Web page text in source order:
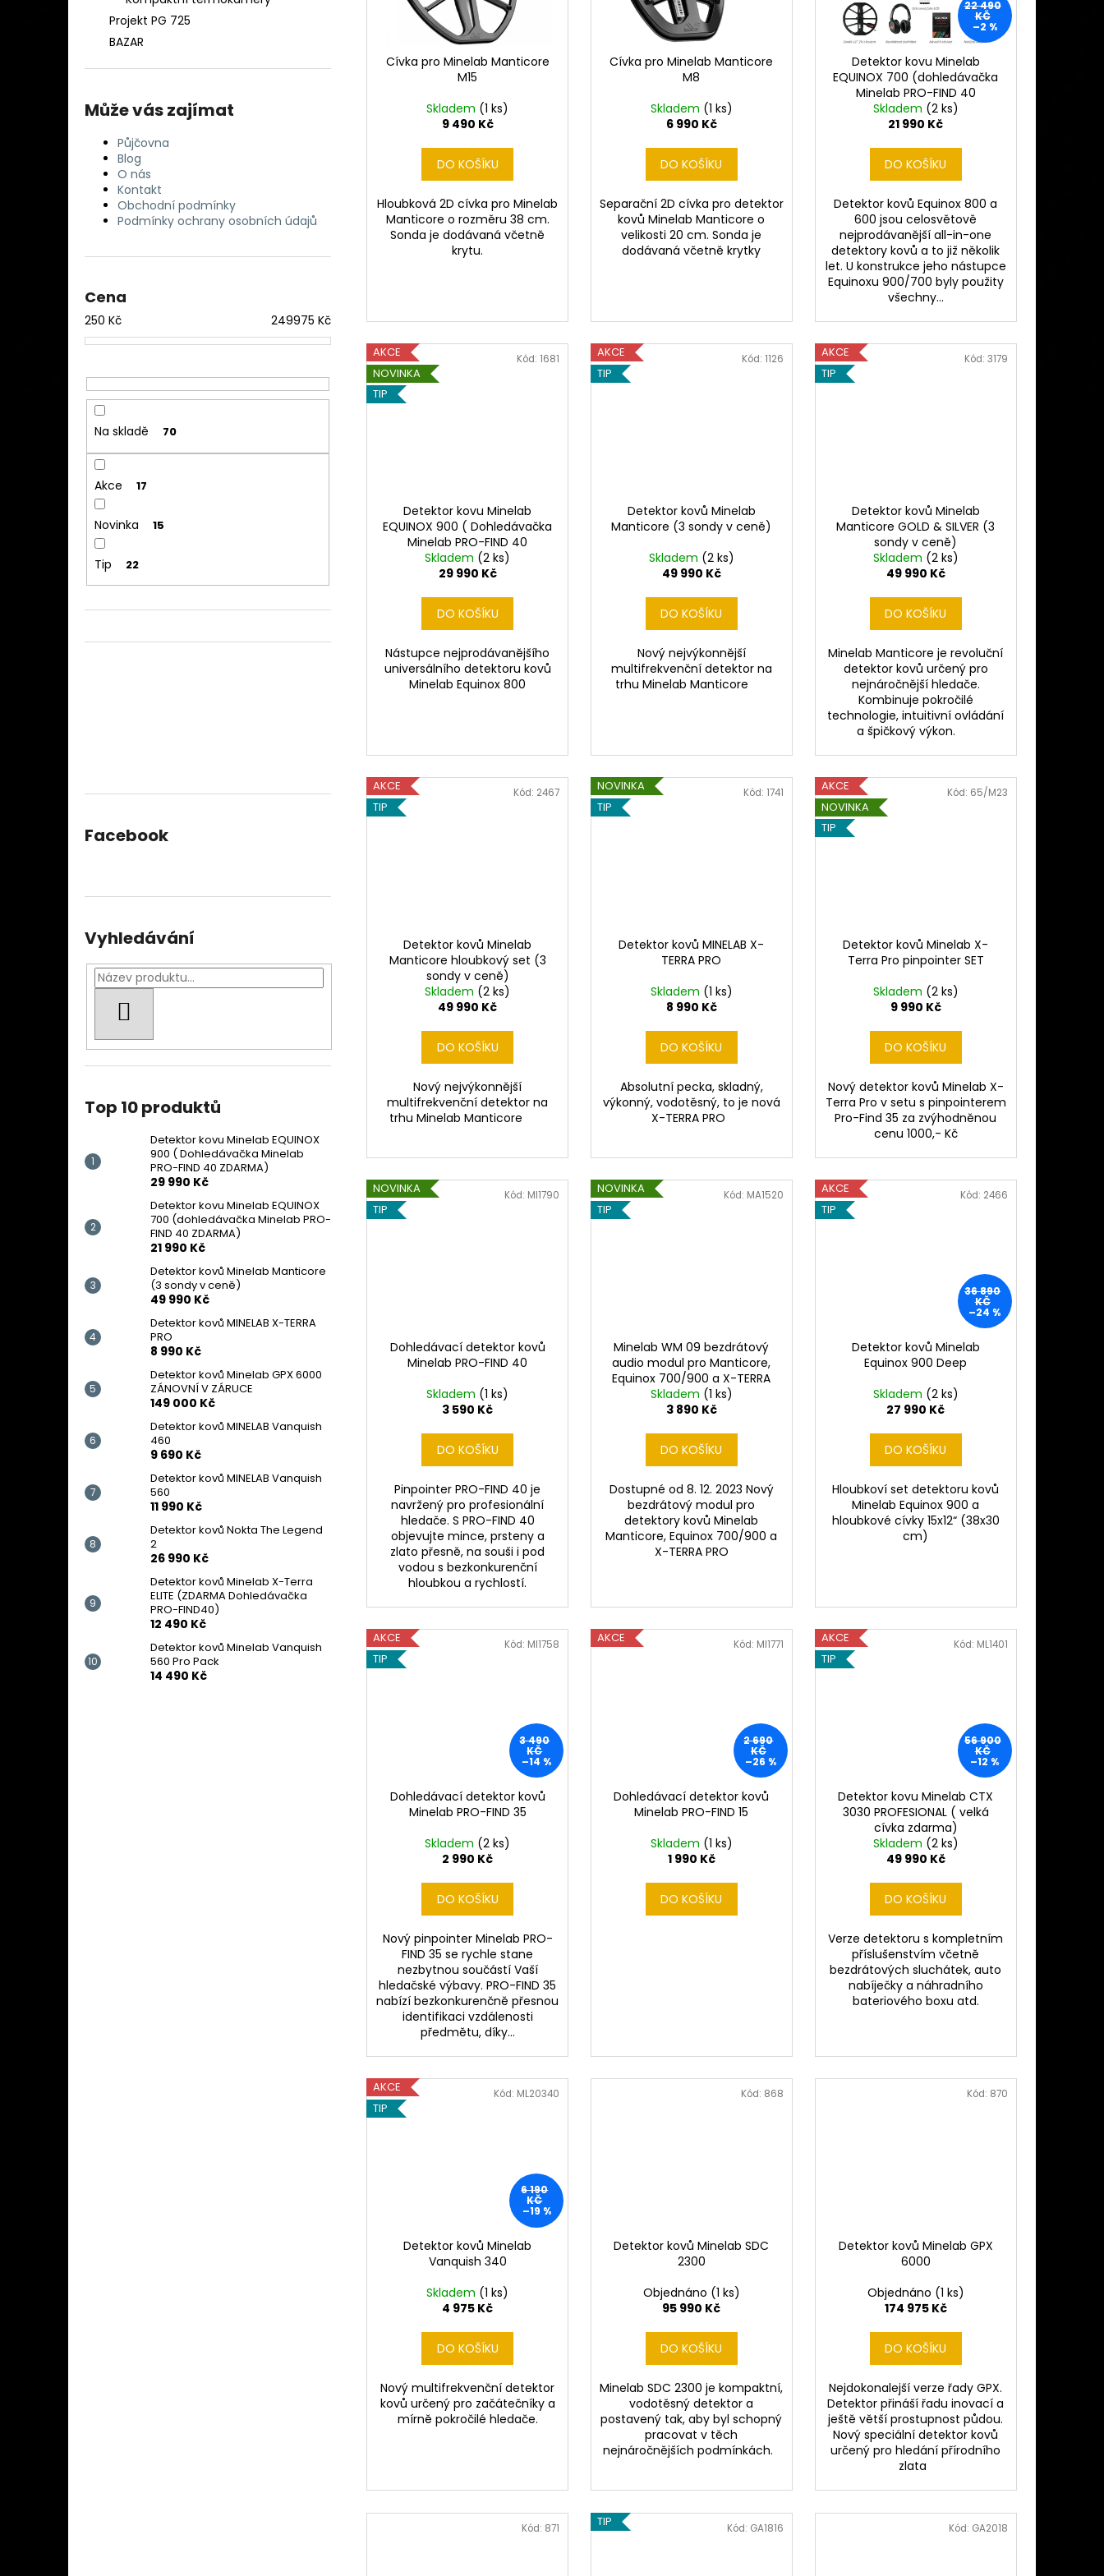
Projekt PG 725
BAZAR
Může vás zajímat
Půjčovna
Blog
O nás
Kontakt
Obchodní podmínky
Podmínky ochrany osobních údajů
Cena
250 Kč 249975 Kč
Na skladě 70
Akce 17
Novinka 15
Tip 22
Facebook
Vyhledávání
Top 10 produktů
Detektor kovu Minelab EQUINOX
900 ( Dohledávačka Minelab
PRO-FIND 40 ZDARMA)
29 990 Kč
Detektor kovu Minelab EQUINOX
700 (dohledávačka Minelab PRO-
FIND 40 ZDARMA)
21 990 Kč
Detektor kovů Minelab Manticore
(3 sondy v ceně)
49 990 Kč
Detektor kovů MINELAB X-TERRA
PRO
8 990 Kč
Detektor kovů Minelab GPX 6000
ZÁNOVNÍ V ZÁRUCE
149 000 Kč
Detektor kovů MINELAB Vanquish
460
9 690 Kč
Detektor kovů MINELAB Vanquish
560
11 990 Kč
Detektor kovů Nokta The Legend
2
26 990 Kč
Detektor kovů Minelab X-Terra
ELITE (ZDARMA Dohledávačka
PRO-FIND40)
12 490 Kč
Detektor kovů Minelab Vanquish
560 Pro Pack
14 490 Kč
Cívka pro Minelab Manticore
M15
Skladem (1 ks)
9 490 Kč
DO KOŠÍKU
Hloubková 2D cívka pro Minelab
Manticore o rozměru 38 cm.
Sonda je dodávaná včetně
krytu.
Cívka pro Minelab Manticore
M8
Skladem (1 ks)
6 990 Kč
DO KOŠÍKU
Separační 2D cívka pro detektor
kovů Minelab Manticore o
velikosti 20 cm. Sonda je
dodávaná včetně krytky
22 490
KČ
–2 %
Detektor kovu Minelab
EQUINOX 700 (dohledávačka
Minelab PRO-FIND 40
ZDARMA)
Skladem (2 ks)
21 990 Kč
DO KOŠÍKU
Detektor kovů Equinox 800 a
600 jsou celosvětově
nejprodávanější all-in-one
detektory kovů a to již několik
let. U konstrukce jeho nástupce
Equinoxu 900/700 byly použity
všechny...
AKCE
NOVINKA
TIP
Detektor kovu Minelab
EQUINOX 900 ( Dohledávačka
Minelab PRO-FIND 40
ZDARMA)
Skladem (2 ks)
29 990 Kč
DO KOŠÍKU
Nástupce nejprodávanějšího
universálního detektoru kovů
Minelab Equinox 800
Kód:1681
AKCE
TIP
Detektor kovů Minelab
Manticore (3 sondy v ceně)
Skladem (2 ks)
49 990 Kč
DO KOŠÍKU
Nový nejvýkonnější
multifrekvenční detektor na
trhu Minelab Manticore
Kód: 1126
AKCE
TIP
Detektor kovů Minelab
Manticore GOLD & SILVER (3
sondy v ceně)
Skladem (2 ks)
49 990 Kč
DO KOŠÍKU
Minelab Manticore je revoluční
detektor kovů určený pro
nejnáročnější hledače.
Kombinuje pokročilé
technologie, intuitivní ovládání
a špičkový výkon.
Kód: 3179
AKCE
TIP
Detektor kovů Minelab
Manticore hloubkový set (3
sondy v ceně)
Skladem (2 ks)
49 990 Kč
DO KOŠÍKU
Nový nejvýkonnější
multifrekvenční detektor na
trhu Minelab Manticore
Kód: 2467
NOVINKA
TIP
Detektor kovů MINELAB X-
TERRA PRO
Skladem (1 ks)
8 990 Kč
DO KOŠÍKU
Absolutní pecka, skladný,
výkonný, vodotěsný, to je nová
X-TERRA PRO
Kód: 1741
AKCE
NOVINKA
TIP
Detektor kovů Minelab X-
Terra Pro pinpointer SET
Skladem (2 ks)
9 990 Kč
DO KOŠÍKU
Nový detektor kovů Minelab X-
Terra Pro v setu s pinpointerem
Pro-Find 35 za zvýhodněnou
cenu 1000,- Kč
Kód: 65/M23
NOVINKA
TIP
Dohledávací detektor kovů
Minelab PRO-FIND 40
Skladem (1 ks)
3 590 Kč
DO KOŠÍKU
Pinpointer PRO-FIND 40 je
navržený pro profesionální
hledače. S PRO-FIND 40
objevujte mince, prsteny a
zlato přesně, na souši i pod
vodou s bezkonkurenční
hloubkou a rychlostí.
Kód: MI1790
NOVINKA
TIP
Minelab WM 09 bezdrátový
audio modul pro Manticore,
Equinox 700/900 a X-TERRA
PRO
Skladem (1 ks)
3 890 Kč
DO KOŠÍKU
Dostupné od 8. 12. 2023 Nový
bezdrátový modul pro
detektory kovů Minelab
Manticore, Equinox 700/900 a
X-TERRA PRO
Kód: MA1520
AKCE
TIP
36 890
KČ
–24 %
Detektor kovů Minelab
Equinox 900 Deep
Skladem (2 ks)
27 990 Kč
DO KOŠÍKU
Hloubkoví set detektoru kovů
Minelab Equinox 900 a
hloubkové cívky 15x12“ (38x30
cm)
Kód: 2466
AKCE
TIP
3 490
KČ
–14 %
Dohledávací detektor kovů
Minelab PRO-FIND 35
Skladem (2 ks)
2 990 Kč
DO KOŠÍKU
Nový pinpointer Minelab PRO-
FIND 35 se rychle stane
nezbytnou součástí Vaší
hledačské výbavy. PRO-FIND 35
nabízí bezkonkurenčně přesnou
identifikaci vzdálenosti
předmětu, díky...
Kód: MI1758 AKCE
2 690
KČ
–26 %
Dohledávací detektor kovů
Minelab PRO-FIND 15
Skladem (1 ks)
1 990 Kč
DO KOŠÍKU
Kód: MI1771
AKCE
TIP
56 900
KČ
–12 %
Detektor kovu Minelab CTX
3030 PROFESIONAL ( velká
cívka zdarma)
Skladem (2 ks)
49 990 Kč
DO KOŠÍKU
Verze detektoru s kompletním
příslušenstvím včetně
bezdrátových sluchátek, auto
nabíječky a náhradního
bateriového boxu atd.
Kód: ML1401
AKCE
TIP
6 190
KČ
–19 %
Detektor kovů Minelab
Vanquish 340
Skladem (1 ks)
4 975 Kč
DO KOŠÍKU
Nový multifrekvenční detektor
kovů určený pro začátečníky a
mírně pokročilé hledače.
Kód: ML20340
Detektor kovů Minelab SDC
2300
Objednáno (1 ks)
95 990 Kč
DO KOŠÍKU
Minelab SDC 2300 je kompaktní,
vodotěsný detektor a
postavený tak, aby byl schopný
pracovat v těch
nejnáročnějších podmínkách.
Kód: 868
Detektor kovů Minelab GPX
6000
Objednáno (1 ks)
174 975 Kč
DO KOŠÍKU
Nejdokonalejší verze řady GPX.
Detektor přináší řadu inovací a
ještě větší prostupnost půdou.
Nový speciální detektor kovů
určený pro hledání přírodního
zlata
Kód: 870
Kód: 871 TIP Kód: GA1816 Kód: GA2018
DETEKTOR KOVU MINELAB EQUINOX 900
( DOHLEDÁVAČKA MINELAB PRO-FIND
40 ZDARMA)
DETEKTOR KOVU MINELAB EQUINOX 700
(DOHLEDÁVAČKA MINELAB PRO-FIND 40
21 990 Kč
Původně:22 490 Kč
DETEKTOR KOVŮ MINELAB MANTICORE
(3 SONDY V CENĚ)
49 990 Kč